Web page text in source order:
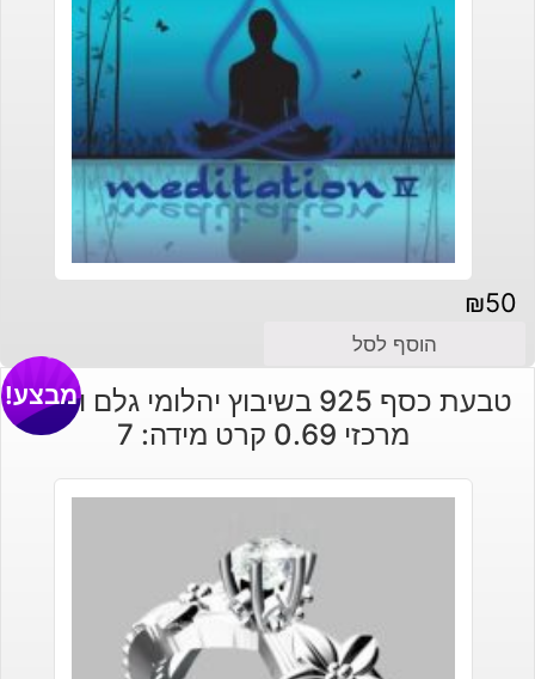
₪50
הוסף לסל
טבעת כסף 925 בשיבוץ יהלומי גלם וזירקון
מרכזי 0.69 קרט מידה: 7
מבצע!